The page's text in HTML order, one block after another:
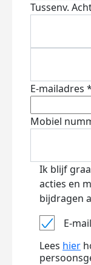
Tussenv.
E-mailadres *
Mobiel
Ik blijf
acties en
bijdragen
E-mail
Lees hier